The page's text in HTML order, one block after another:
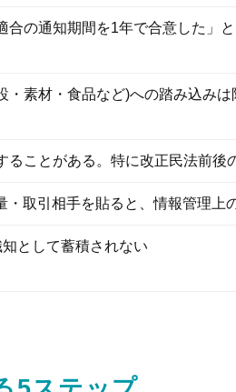
合の通知期間を1年で合意した」
・素材・食品など)への踏み込みは
ることがある。特に改正民法前後
・取引相手を貼ると、情報管理上
として蓄積されない